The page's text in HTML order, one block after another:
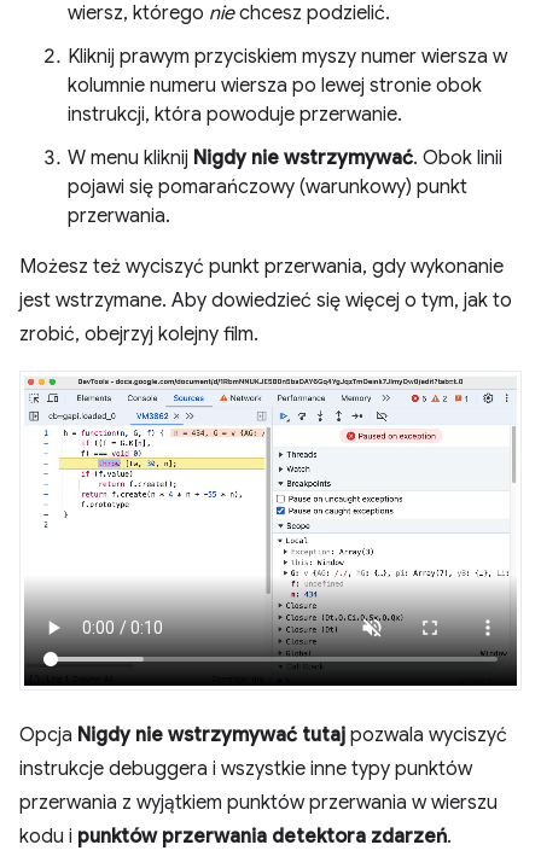
wiersz, którego niechcesz podzielić.
Kliknij prawym przyciskiem myszy numer wiersza w
kolumnie numeru wiersza po lewej stronie obok
instrukcji, która powoduje przerwanie.
W menu kliknij Nigdy nie wstrzymywać. Obok linii
pojawi się pomarańczowy (warunkowy) punkt
przerwania.
Możesz też wyciszyć punkt przerwania, gdy wykonanie
jest wstrzymane. Aby dowiedzieć się więcej o tym, jak to
zrobić, obejrzyj kolejny film.
Opcja Nigdy nie wstrzymywać tutaj pozwala wyciszyć
instrukcje debuggera i wszystkie inne typy punktów
przerwania z wyjątkiem punktów przerwania w wierszu
kodu i punktów przerwania detektora zdarzeń.